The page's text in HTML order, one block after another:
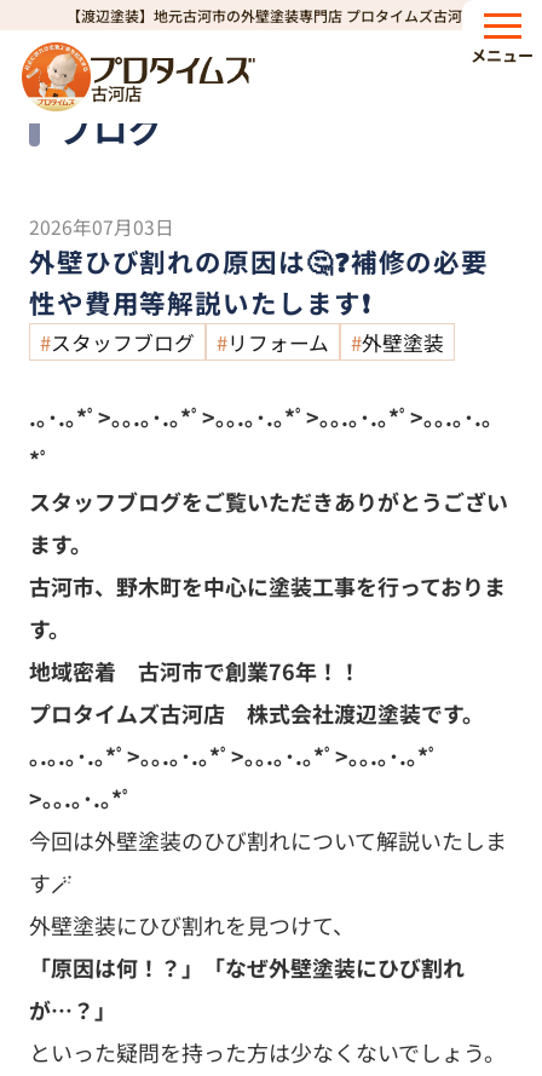
【渡辺塗装】地元古河市の外壁塗装専門店 プロタイムズ古河店
古河店
メニュー
HOME>ブログ> 外壁ひび割れの原因は🤔❓補修の必要性や費用等解説いたします❗
ブログ
Blog
2026年07月03日
外壁ひび割れの原因は🤔❓補修の必要
性や費用等解説いたします❗
スタッフブログ リフォーム 外壁塗装
.｡･.｡*ﾟ>｡｡.｡･.｡*ﾟ>｡｡.｡･.｡*ﾟ>｡｡.｡･.｡*ﾟ>｡｡.｡･.｡
*ﾟ
スタッフブログをご覧いただきありがとうござい
ます。
古河市、野木町を中心に塗装工事を行っておりま
す。
地域密着 古河市で創業76年！！
プロタイムズ古河店 株式会社渡辺塗装です。
｡.｡.｡･.｡*ﾟ>｡｡.｡･.｡*ﾟ>｡｡.｡･.｡*ﾟ>｡｡.｡･.｡*ﾟ
>｡｡.｡･.｡*ﾟ
今回は外壁塗装のひび割れについて解説いたしま
す🪄
外壁塗装にひび割れを見つけて、
「原因は何！？」「なぜ外壁塗装にひび割れ
が…？」
といった疑問を持った方は少なくないでしょう。